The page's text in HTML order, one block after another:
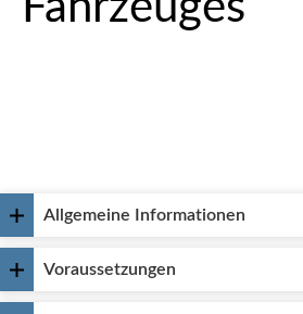
Allgemeine Informationen
Voraussetzungen